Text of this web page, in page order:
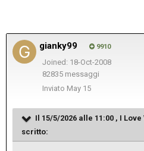
gianky99 9910
Joined: 18-Oct-2008
82835 messaggi
Inviato May 15
Il 15/5/2026 alle 11:00 , I
scritto: